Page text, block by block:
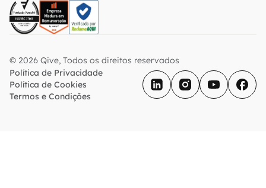
© 2026 Qive, Todos os direitos reservados
Política de Privacidade
Política de Cookies
Termos e Condições